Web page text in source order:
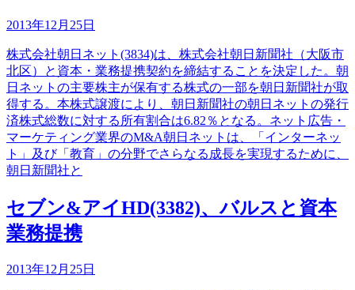
2013年12月25日
株式会社朝日ネット(3834)は、株式会社朝日新聞社（大阪市
北区）と資本・業務提携契約を締結することを決定した。朝
日ネットの主要株主が保有する株式の一部を朝日新聞社が取
得する。本株式譲渡により、朝日新聞社の朝日ネットの発行
済株式総数に対する所有割合は6.82％となる。ネット広告・
マーケティング業界のM&A朝日ネットは、「インターネッ
ト」及び「教育」の分野でさらなる成長を実現するために、
朝日新聞社と
セブン&アイHD(3382)、バルスと資本
業務提携
2013年12月25日